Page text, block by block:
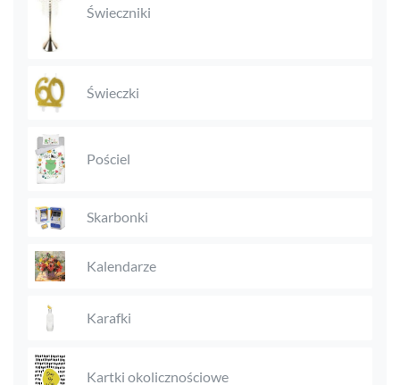
Świeczniki
Świeczki
Pościel
Skarbonki
Kalendarze
Karafki
Kartki okolicznościowe